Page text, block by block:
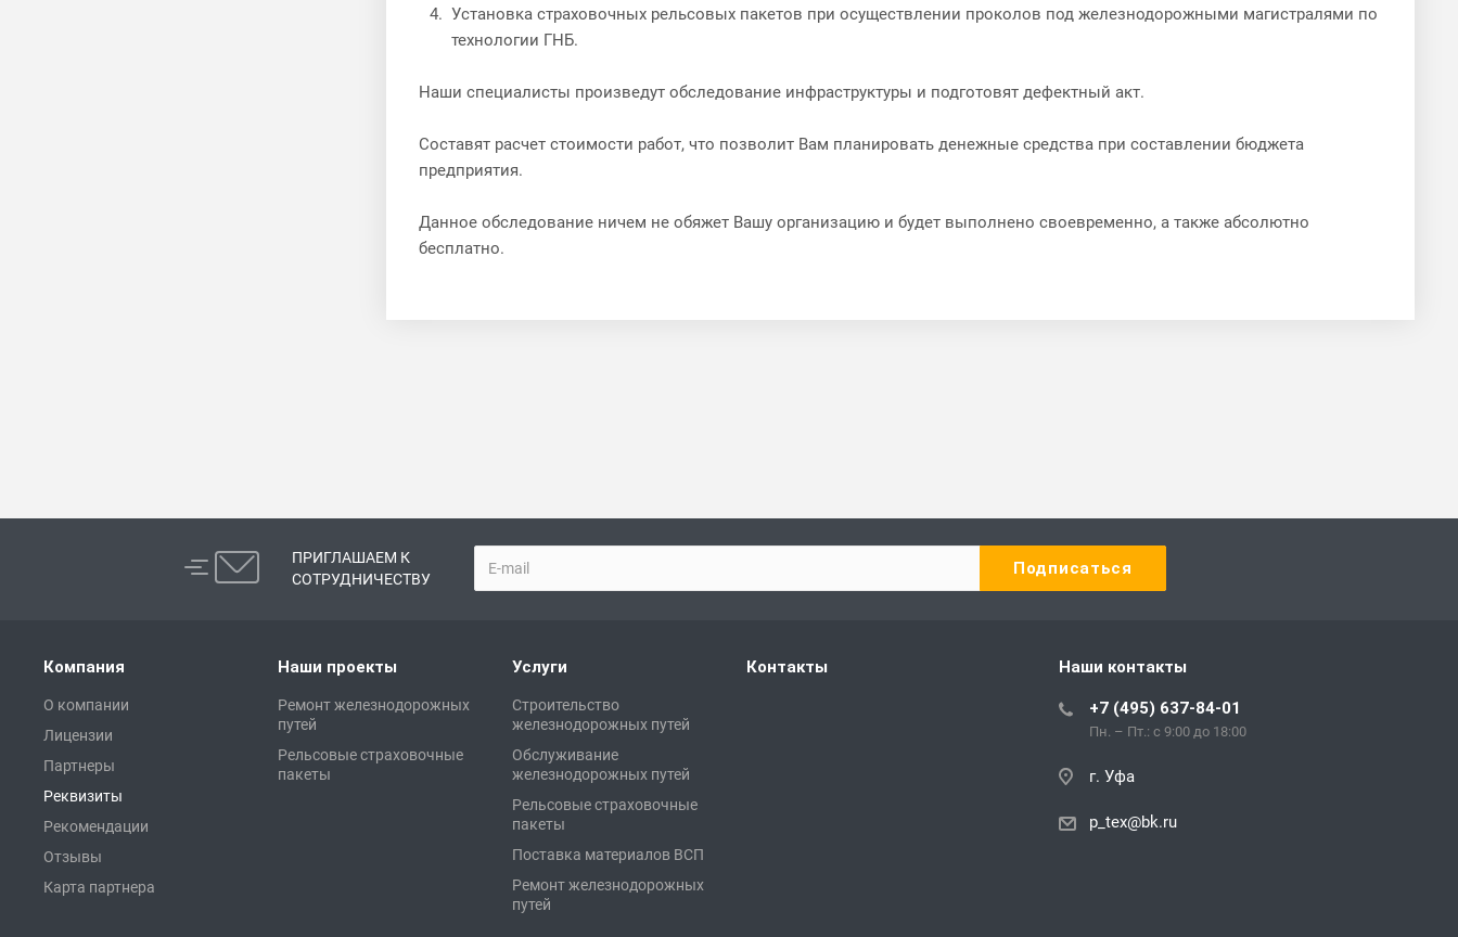
Установка страховочных рельсовых пакетов при осуществлении проколов под железнодорожными магистралями по
технологии ГНБ.
Наши специалисты произведут обследование инфраструктуры и подготовят дефектный акт.
Составят расчет стоимости работ, что позволит Вам планировать денежные средства при составлении бюджета
предприятия.
Данное обследование ничем не обяжет Вашу организацию и будет выполнено своевременно, а также абсолютно
бесплатно.
ПРИГЛАШАЕМ К
СОТРУДНИЧЕСТВУ
Компания
О компании
Лицензии
Партнеры
Реквизиты
Рекомендации
Отзывы
Карта партнера
Наши проекты
Ремонт железнодорожных
путей
Рельсовые страховочные
пакеты
Услуги
Строительство
железнодорожных путей
Обслуживание
железнодорожных путей
Рельсовые страховочные
пакеты
Поставка материалов ВСП
Ремонт железнодорожных
путей
Контакты Наши контакты
+7 (495) 637-84-01
Пн. – Пт.: с 9:00 до 18:00
г. Уфа
p_tex@bk.ru